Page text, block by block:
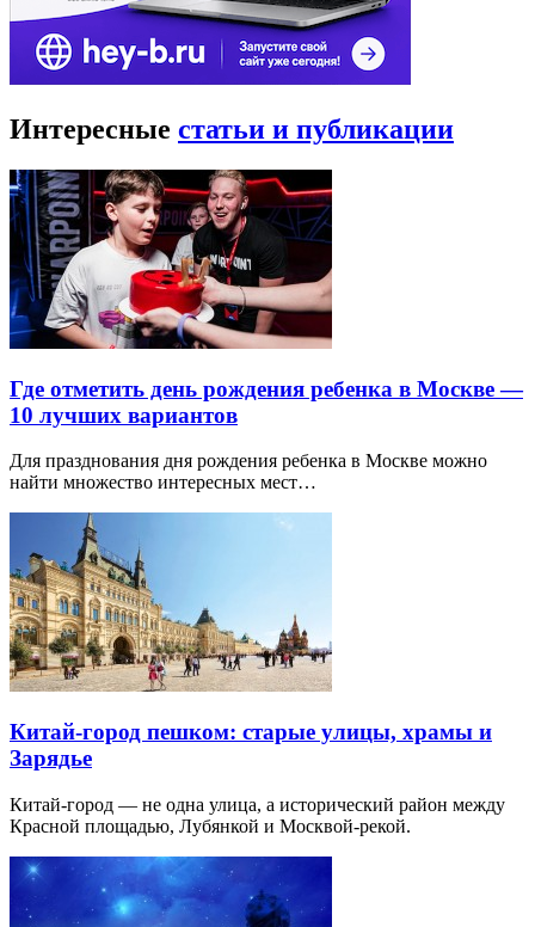
Интересные статьи и публикации
Где отметить день рождения ребенка в Москве —
10 лучших вариантов
Для празднования дня рождения ребенка в Москве можно
найти множество интересных мест…
Китай-город пешком: старые улицы, храмы и
Зарядье
Китай-город — не одна улица, а исторический район между
Красной площадью, Лубянкой и Москвой-рекой.